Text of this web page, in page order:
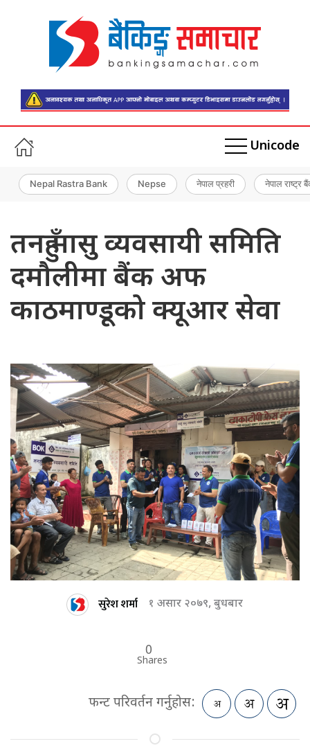
Unicode
Nepal Rastra Bank Nepse नेपाल प्रहरी नेपाल राष्ट्र
तनहुँ मासु व्यवसायी समिति
दमौलीमा बैंक अफ
काठमाण्डूको क्यूआर सेवा
सुरेश शर्मा १ असार २०७९, बुधबार
0
Shares
फन्ट परिवर्तन गर्नुहोस: